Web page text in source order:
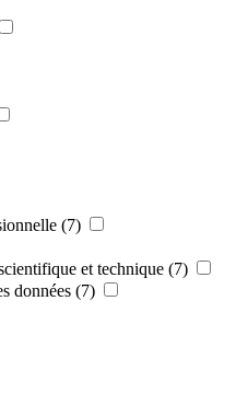
(7)
et technique (7)
données (7)